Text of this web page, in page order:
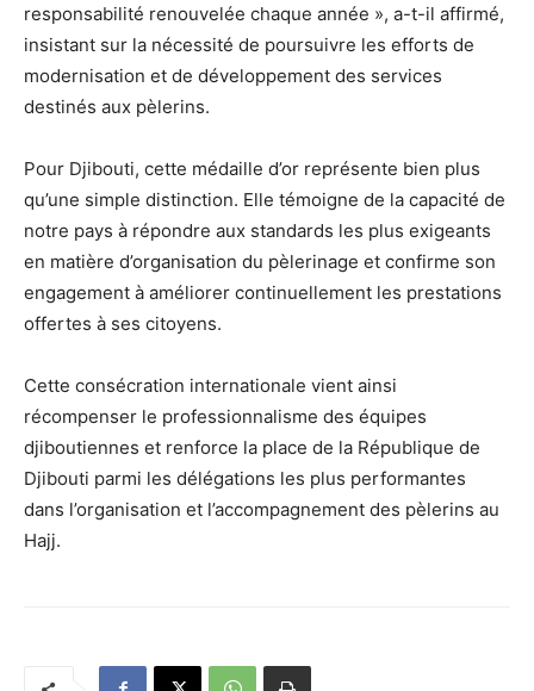
responsabilité renouvelée chaque année », a-t-il affirmé,
insistant sur la nécessité de poursuivre les efforts de
modernisation et de développement des services
destinés aux pèlerins.
Pour Djibouti, cette médaille d’or représente bien plus
qu’une simple distinction. Elle témoigne de la capacité de
notre pays à répondre aux standards les plus exigeants
en matière d’organisation du pèlerinage et confirme son
engagement à améliorer continuellement les prestations
offertes à ses citoyens.
Cette consécration internationale vient ainsi
récompenser le professionnalisme des équipes
djiboutiennes et renforce la place de la République de
Djibouti parmi les délégations les plus performantes
dans l’organisation et l’accompagnement des pèlerins au
Hajj.